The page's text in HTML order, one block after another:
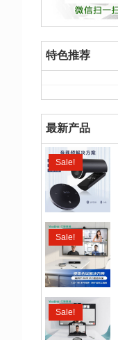
特色推荐
最新产品
Sale!
Sale!
Sale!